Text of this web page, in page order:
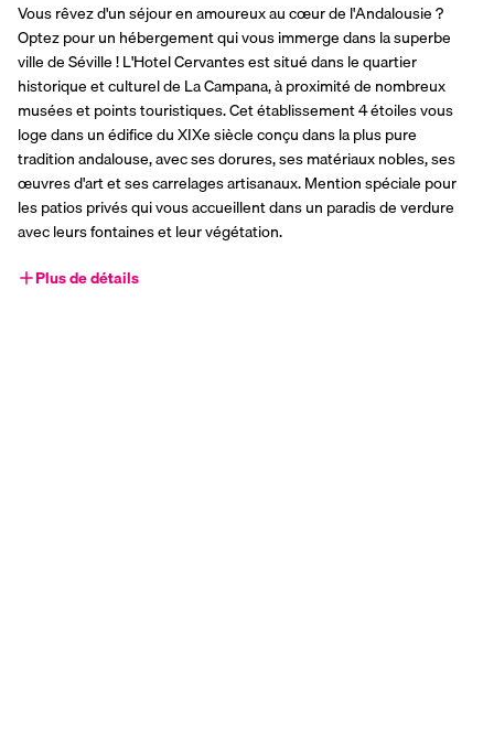
Vous rêvez d'un séjour en amoureux au cœur de l'Andalousie ?
Optez pour un hébergement qui vous immerge dans la superbe
ville de Séville ! L'Hotel Cervantes est situé dans le quartier
historique et culturel de La Campana, à proximité de nombreux
musées et points touristiques. Cet établissement 4 étoiles vous
loge dans un édifice du XIXe siècle conçu dans la plus pure
tradition andalouse, avec ses dorures, ses matériaux nobles, ses
œuvres d'art et ses carrelages artisanaux. Mention spéciale pour
les patios privés qui vous accueillent dans un paradis de verdure
avec leurs fontaines et leur végétation.
Plus de détails